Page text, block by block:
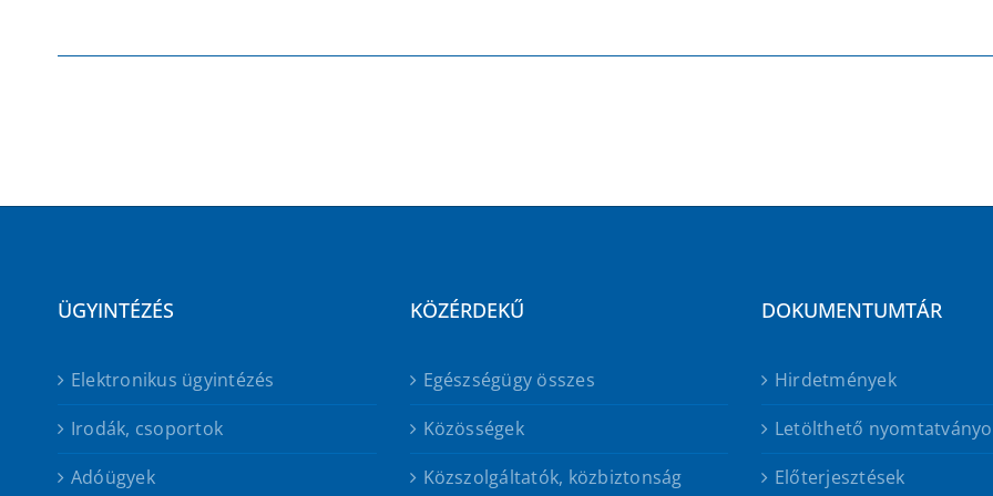
ÜGYINTÉZÉS
Elektronikus ügyintézés
Irodák, csoportok
Adóügyek
KÖZÉRDEKŰ
Egészségügy összes
Közösségek
Közszolgáltatók, közbiztonság
DOKUMENTUMTÁR
Hirdetmények
Letölthető
Előterjesztések